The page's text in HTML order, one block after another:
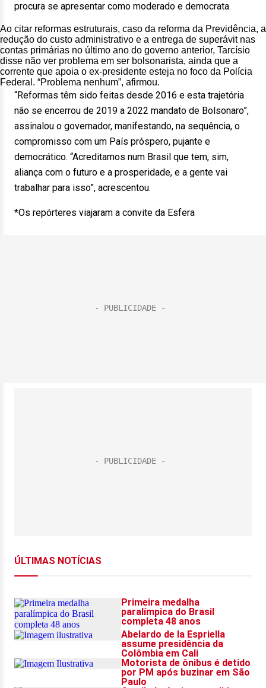
procura se apresentar como moderado e democrata.
Ao citar reformas estruturais, caso da reforma da Previdência, a
redução do custo administrativo e a entrega de superávit nas
contas primárias no último ano do governo anterior, Tarcísio
disse não ver problema em ser bolsonarista, ainda que a
corrente que apoia o ex-presidente esteja no foco da Polícia
Federal. “Problema nenhum”, afirmou.
“Reformas têm sido feitas desde 2016 e esta trajetória
não se encerrou de 2019 a 2022 mandato de Bolsonaro”,
assinalou o governador, manifestando, na sequência, o
compromisso com um País próspero, pujante e
democrático. “Acreditamos num Brasil que tem, sim,
aliança com o futuro e a prosperidade, e a gente vai
trabalhar para isso”, acrescentou.
*Os repórteres viajaram a convite da Esfera